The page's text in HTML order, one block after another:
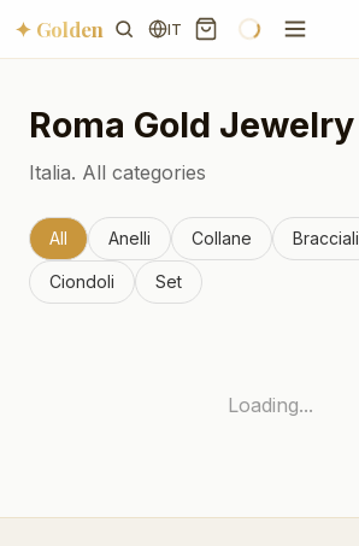
✦ Golden IT
Roma Gold Jewelry
Italia. All categories
All Anelli Collane Bracciali
Ciondoli Set
Loading...